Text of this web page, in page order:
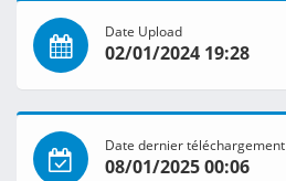
Date Upload
02/01/2024 19:28
Date dernier téléchargement
08/01/2025 00:06